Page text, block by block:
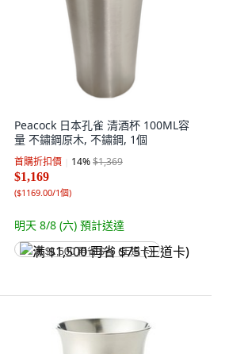
Peacock 日本孔雀 清酒杯 100ML容
量 不鏽鋼原木, 不鏽鋼, 1個
首購折扣價 14%$1,369
$1,169
($1169.00/1個)
明天 8/8 (六) 預計送達
满 $1,500 再省 $75 (王道卡)